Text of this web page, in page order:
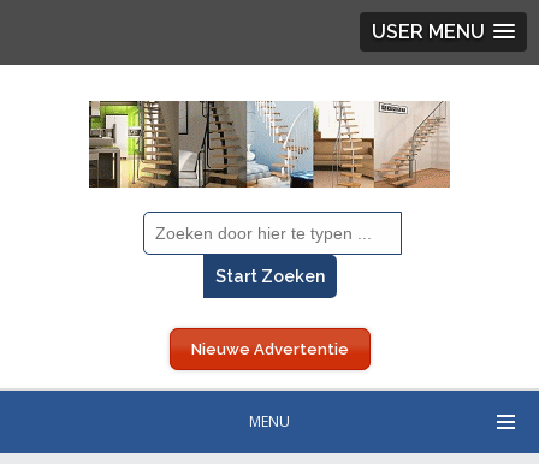
USER MENU
Nieuwe Advertentie
MENU